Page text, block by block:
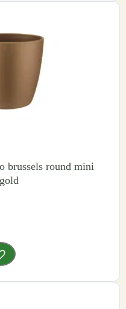
brussels round mini